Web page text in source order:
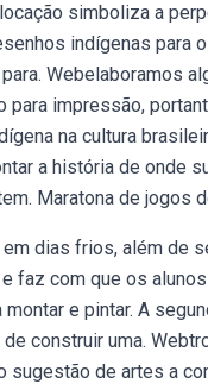
simboliza a
indígenas para
Webelaboramos
impressão,
na cultura
a história de onde
Maratona de jogos
dias frios, além de
faz com que os
e pintar. A
construir uma.
de artes a